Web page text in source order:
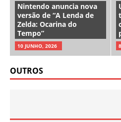
Nintendo anuncia nova
versão de “A Lenda de
Zelda: Ocarina do
Tempo”
10 JUNHO, 2026
OUTROS